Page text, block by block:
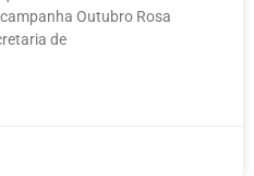
Outubro Rosa
de